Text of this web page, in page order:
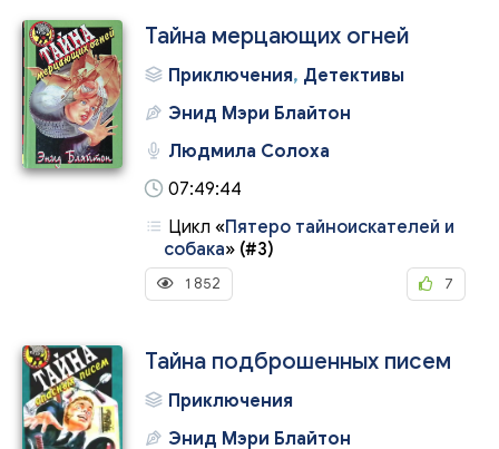
Тайна мерцающих огней
Приключения, Детективы
Энид Мэри Блайтон
Людмила Солоха
07:49:44
Цикл «Пятеро тайноискателей и
собака» (#3)
1 852 7
Тайна подброшенных писем
Приключения
Энид Мэри Блайтон